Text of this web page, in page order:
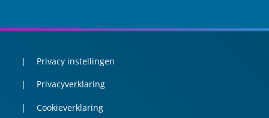
Privacy instellingen
Privacyverklaring
Cookieverklaring